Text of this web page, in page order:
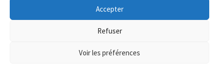
Accepter
Refuser
Voir les préférences
confidentialité-Mentions légales